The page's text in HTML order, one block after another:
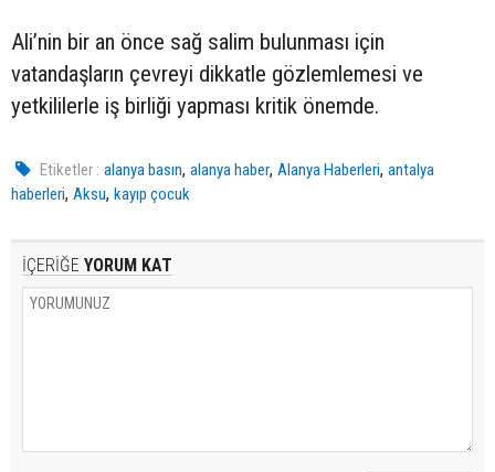
Ali’nin bir an önce sağ salim bulunması için
vatandaşların çevreyi dikkatle gözlemlemesi ve
yetkililerle iş birliği yapması kritik önemde.
Etiketler : alanya basın,alanya haber,Alanya Haberleri,antalya
haberleri, Aksu, kayıp çocuk
İÇERİĞE YORUM KAT